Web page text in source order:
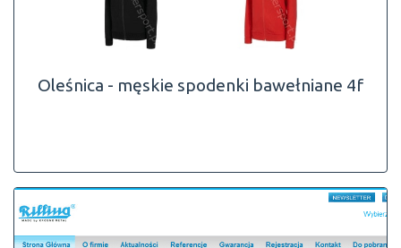
Oleśnica - męskie spodenki bawełniane 4f